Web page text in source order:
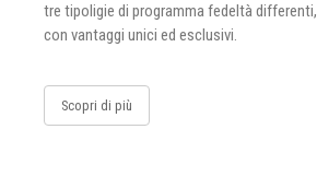
tre tipoligie di programma fedeltà differenti,
con vantaggi unici ed esclusivi.
Scopri di più